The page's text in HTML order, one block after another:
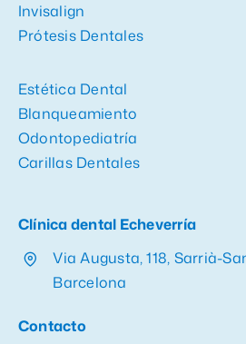
Invisalign
Prótesis Dentales
Estética Dental
Blanqueamiento
Odontopediatría
Carillas Dentales
Clínica dental Echeverría
Via Augusta, 118, Sarrià-
Barcelona
Contacto